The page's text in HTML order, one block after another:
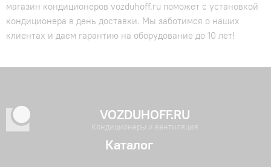
магазин кондиционеров vozduhoff.ru поможет с установкой
кондиционера в день доставки. Мы заботимся о наших
клиентах и даем гарантию на оборудование до 10 лет!
VOZDUHOFF.RU
Кондиционеры и вентиляция
Каталог